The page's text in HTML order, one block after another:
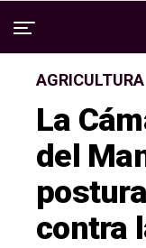
AGRICULTURA
La
del
contra